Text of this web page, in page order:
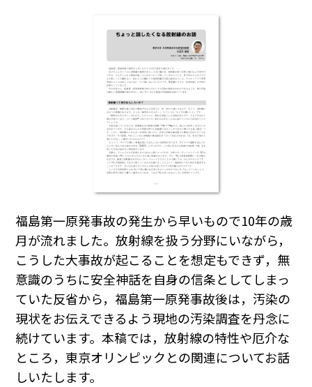
福島第一原発事故の発生から早いもので10年の歳
月が流れました。放射線を扱う分野にいながら，
こうした大事故が起こることを想定もできず，無
意識のうちに安全神話を自身の信条としてしまっ
ていた反省から，福島第一原発事故後は，汚染の
現状をお伝えできるよう現地の汚染調査を丹念に
続けています。本稿では，放射線の特性や厄介な
ところ，東京オリンピックとの関連についてお話
しいたします。